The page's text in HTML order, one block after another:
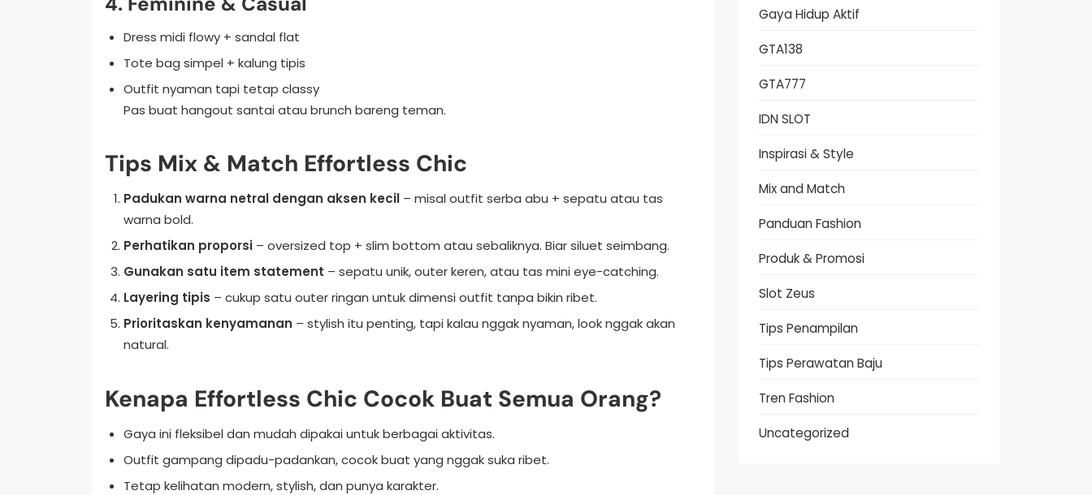
Dress midi flowy + sandal flat
Tote bag simpel + kalung tipis
Outfit nyaman tapi tetap classy
Pas buat hangout santai atau brunch bareng teman.
Tips Mix & Match Effortless Chic
Padukan warna netral dengan aksen kecil– misal outfit serba abu + sepatu atau tas
warna bold.
Perhatikan proporsi– oversized top + slim bottom atau sebaliknya. Biar siluet seimbang.
Gunakan satu item statement – sepatu unik, outer keren, atau tas mini eye-catching.
Layering tipis – cukup satu outer ringan untuk dimensi outfit tanpa bikin ribet.
Prioritaskan kenyamanan – stylish itu penting, tapi kalau nggak nyaman, look nggak akan
natural.
Kenapa Effortless Chic Cocok Buat Semua Orang?
Gaya ini fleksibel dan mudah dipakai untuk berbagai aktivitas.
Outfit gampang dipadu-padankan, cocok buat yang nggak suka ribet.
Tetap kelihatan modern, stylish, dan punya karakter.
Gaya Hidup Aktif
GTA138
GTA777
IDN SLOT
Inspirasi & Style
Mix and Match
Panduan Fashion
Produk & Promosi
Slot Zeus
Tips Penampilan
Tips Perawatan Baju
Tren Fashion
Uncategorized